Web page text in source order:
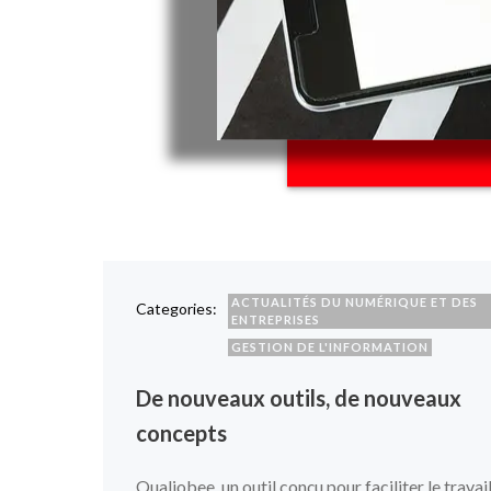
Categories:
ACTUALITÉS DU NUMÉRIQUE ET DES
ENTREPRISES
GESTION DE L'INFORMATION
De nouveaux outils, de nouveaux
concepts
Qualiobee, un outil conçu pour faciliter le travail